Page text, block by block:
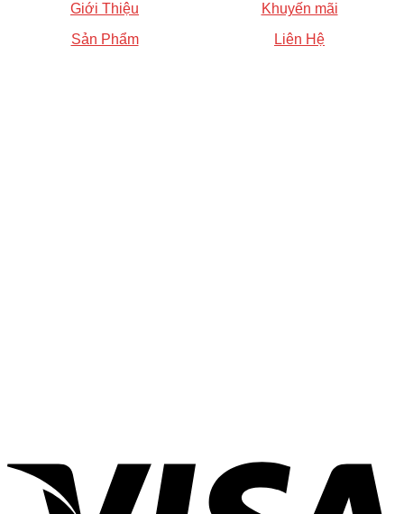
Giới Thiệu
Sản Phẩm
Khuyến mãi
Liên Hệ